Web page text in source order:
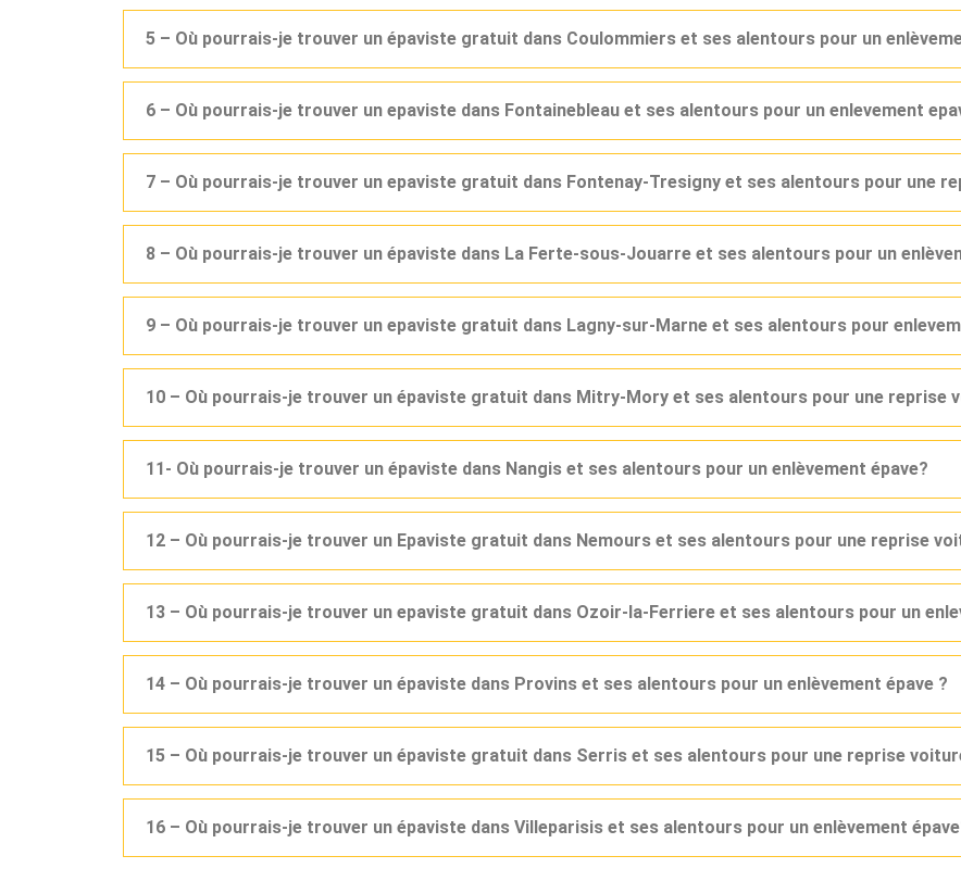
5 – Où pourrais-je trouver un épaviste gratuit dans Coulommiers et ses alentours pour un
6 – Où pourrais-je trouver un epaviste dans Fontainebleau et ses alentours pour un enlevement
7 – Où pourrais-je trouver un epaviste gratuit dans Fontenay-Tresigny et ses alentours pour une
8 – Où pourrais-je trouver un épaviste dans La Ferte-sous-Jouarre et ses alentours pour un
9 – Où pourrais-je trouver un epaviste gratuit dans Lagny-sur-Marne et ses alentours pour
10 – Où pourrais-je trouver un épaviste gratuit dans Mitry-Mory et ses alentours pour une reprise
11- Où pourrais-je trouver un épaviste dans Nangis et ses alentours pour un enlèvement épave?
12 – Où pourrais-je trouver un Epaviste gratuit dans Nemours et ses alentours pour une reprise
13 – Où pourrais-je trouver un epaviste gratuit dans Ozoir-la-Ferriere et ses alentours pour un
14 – Où pourrais-je trouver un épaviste dans Provins et ses alentours pour un enlèvement épave ?
15 – Où pourrais-je trouver un épaviste gratuit dans Serris et ses alentours pour une reprise
16 – Où pourrais-je trouver un épaviste dans Villeparisis et ses alentours pour un enlèvement